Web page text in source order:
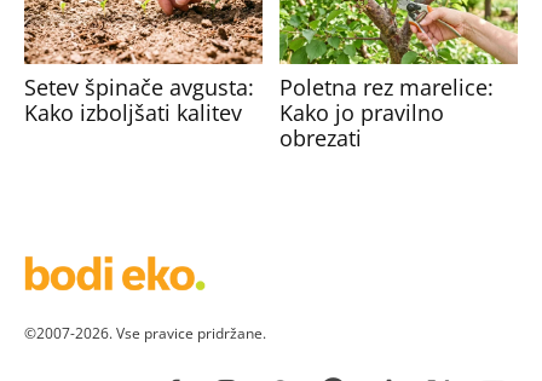
Setev špinače avgusta:
Kako izboljšati kalitev
Poletna rez marelice:
Kako jo pravilno
obrezati
©2007-2026. Vse pravice pridržane.